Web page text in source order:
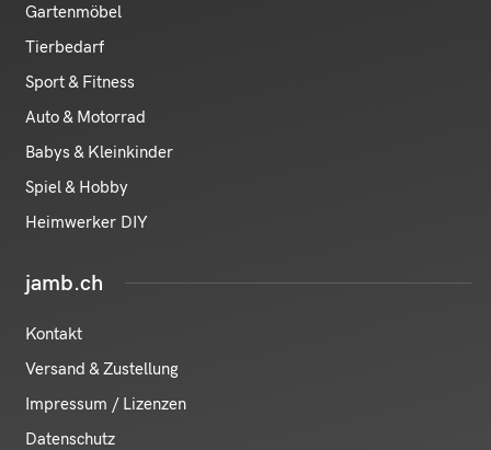
Gartenmöbel
Tierbedarf
Sport & Fitness
Auto & Motorrad
Babys & Kleinkinder
Spiel & Hobby
Heimwerker DIY
jamb.ch
Kontakt
Versand & Zustellung
Impressum / Lizenzen
Datenschutz